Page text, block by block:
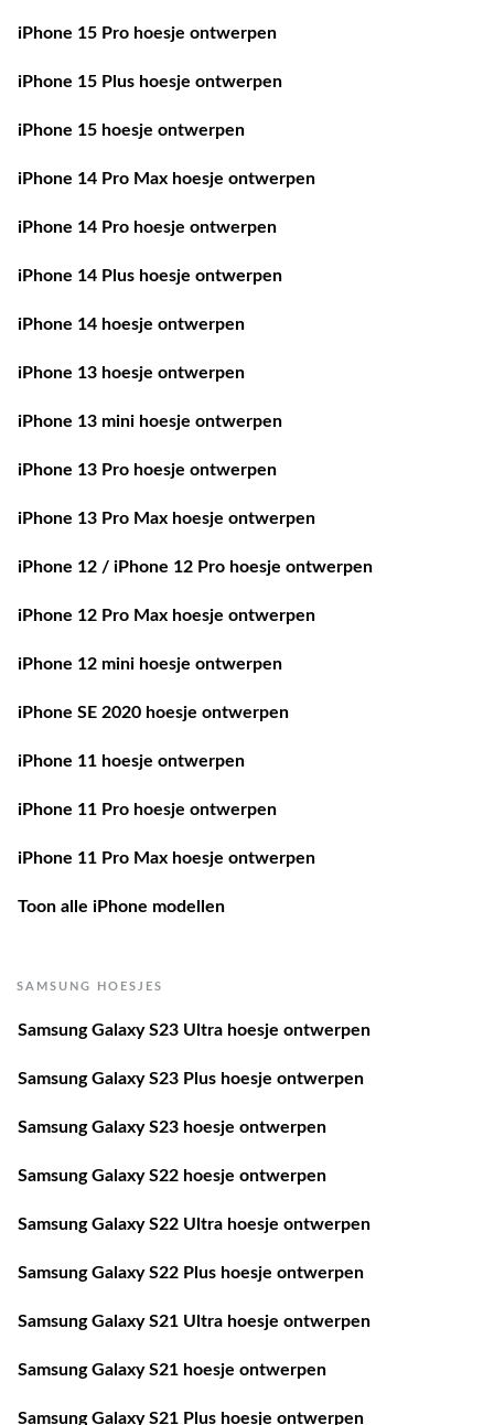
iPhone 15 Pro hoesje ontwerpen
iPhone 15 Plus hoesje ontwerpen
iPhone 15 hoesje ontwerpen
iPhone 14 Pro Max hoesje ontwerpen
iPhone 14 Pro hoesje ontwerpen
iPhone 14 Plus hoesje ontwerpen
iPhone 14 hoesje ontwerpen
iPhone 13 hoesje ontwerpen
iPhone 13 mini hoesje ontwerpen
iPhone 13 Pro hoesje ontwerpen
iPhone 13 Pro Max hoesje ontwerpen
iPhone 12 / iPhone 12 Pro hoesje ontwerpen
iPhone 12 Pro Max hoesje ontwerpen
iPhone 12 mini hoesje ontwerpen
iPhone SE 2020 hoesje ontwerpen
iPhone 11 hoesje ontwerpen
iPhone 11 Pro hoesje ontwerpen
iPhone 11 Pro Max hoesje ontwerpen
Toon alle iPhone modellen
SAMSUNG HOESJES
Samsung Galaxy S23 Ultra hoesje ontwerpen
Samsung Galaxy S23 Plus hoesje ontwerpen
Samsung Galaxy S23 hoesje ontwerpen
Samsung Galaxy S22 hoesje ontwerpen
Samsung Galaxy S22 Ultra hoesje ontwerpen
Samsung Galaxy S22 Plus hoesje ontwerpen
Samsung Galaxy S21 Ultra hoesje ontwerpen
Samsung Galaxy S21 hoesje ontwerpen
Samsung Galaxy S21 Plus hoesje ontwerpen